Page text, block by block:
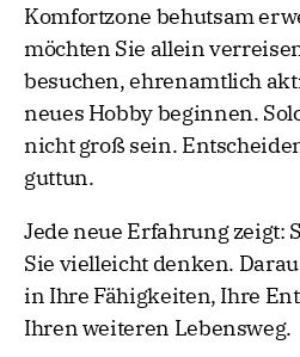
Komfortzone behutsam
möchten Sie allein
besuchen, ehrenamtlich
neues Hobby beginnen.
nicht groß sein.
guttun.
Jede neue Erfahrung zeigt:
Sie vielleicht denken.
in Ihre Fähigkeiten, Ihre
Ihren weiteren Lebensweg.